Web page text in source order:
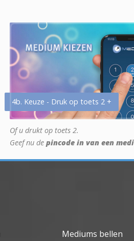
4b. Keuze - Druk op toets 2 +
Of u drukt op toets 2.
Geef nu de pincode in van een
Mediums bellen